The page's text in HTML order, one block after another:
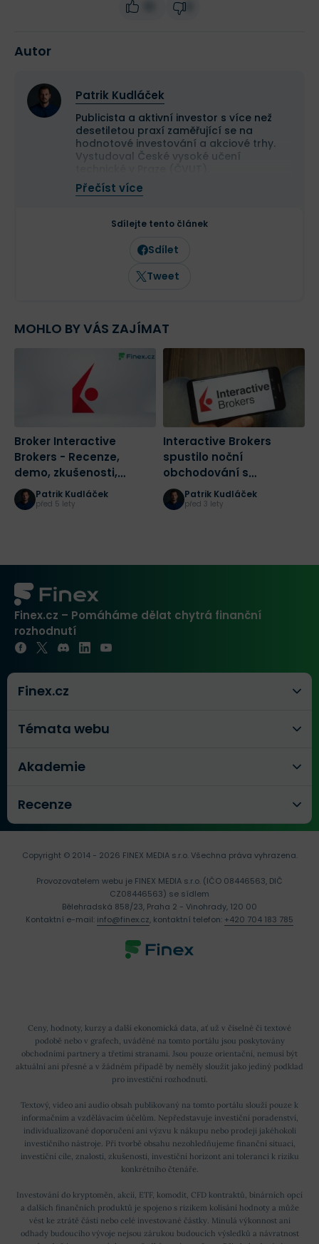
Autor
Patrik Kudláček
Publicista a aktivní investor s více než
desetiletou praxí zaměřující se na
hodnotové investování a akciové trhy.
Vystudoval České vysoké učení
Ve své investiční strategii kombinuje
aktivní i pasivní přístup a zaměřuje se
společnosti a value investice. Ve svých
článcích se věnuje investičním
strategiím, psychologii investování a
analýze jednotlivých akcií.
Přečíst více
Sdílejte tento článek
Sdílet
Tweet
MOHLO BY VÁS ZAJÍMAT
Broker Interactive
Brokers - Recenze,
demo, zkušenosti,
poplatky, diskuze
Patrik Kudláček
před 5 lety
Interactive Brokers
spustilo noční
obchodování s
vybranými ETF
kótovanými v USA
Patrik Kudláček
před 3 lety
Finex.cz – Pomáháme dělat chytrá finanční
rozhodnutí
Finex.cz
Témata webu
Akademie
Recenze
Ceny, hodnoty, kurzy a další ekonomická data, ať už v číselné či textové
podobě nebo v grafech, uváděné na tomto portálu jsou poskytovány
obchodními partnery a třetími stranami. Jsou pouze orientační, nemusí být
aktuální ani přesné a v žádném případě by neměly sloužit jako jediný podklad
pro investiční rozhodnutí.
Textový, video ani audio obsah publikovaný na tomto portálu slouží pouze k
informačním a vzdělávacím účelům. Nepředstavuje investiční poradenství,
individualizované doporučení ani výzvu k nákupu nebo prodeji jakéhokoli
investičního nástroje. Při tvorbě obsahu nezohledňujeme finanční situaci,
investiční cíle, znalosti, zkušenosti, investiční horizont ani toleranci k riziku
konkrétního čtenáře.
Investování do kryptoměn, akcií, ETF, komodit, CFD kontraktů, binárních opcí
a dalších finančních produktů je spojeno s rizikem kolísání hodnoty a může
vést ke ztrátě části nebo celé investované částky. Minulá výkonnost ani
odhady budoucího vývoje nejsou zárukou budoucích výsledků a návratnost
Copyright © 2014 - 2026 FINEX MEDIA s.r.o.Všechna práva vyhrazena.
Provozovatelem webu je FINEX MEDIA s.r.o. (IČO 08446563, DIČ
CZ08446563) se sídlem
Bělehradská 858/23, Praha 2 - Vinohrady, 120 00
Kontaktní e-mail: info@finex.cz, kontaktní telefon: +420 704 183 785